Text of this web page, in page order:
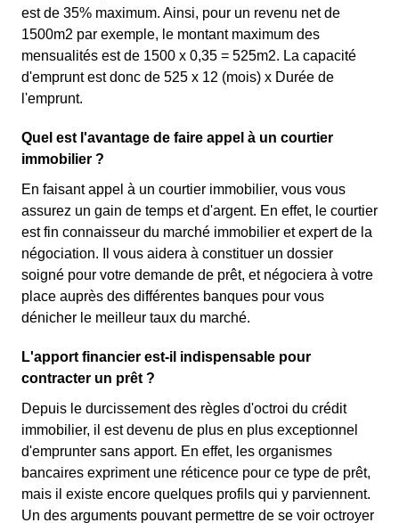
est de 35% maximum. Ainsi, pour un revenu net de
1500m2 par exemple, le montant maximum des
mensualités est de 1500 x 0,35 = 525m2. La capacité
d'emprunt est donc de 525 x 12 (mois) x Durée de
l'emprunt.
Quel est l'avantage de faire appel à un courtier
immobilier ?
En faisant appel à un courtier immobilier, vous vous
assurez un gain de temps et d'argent. En effet, le courtier
est fin connaisseur du marché immobilier et expert de la
négociation. Il vous aidera à constituer un dossier
soigné pour votre demande de prêt, et négociera à votre
place auprès des différentes banques pour vous
dénicher le meilleur taux du marché.
L'apport financier est-il indispensable pour
contracter un prêt ?
Depuis le durcissement des règles d'octroi du crédit
immobilier, il est devenu de plus en plus exceptionnel
d'emprunter sans apport. En effet, les organismes
bancaires expriment une réticence pour ce type de prêt,
mais il existe encore quelques profils qui y parviennent.
Un des arguments pouvant permettre de se voir octroyer